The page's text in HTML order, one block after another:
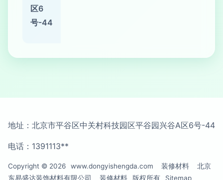
区6
号-44
地址：北京市平谷区中关村科技园区平谷园兴谷A区6号-44
电话：1391113**
Copyright © 2026 www.dongyishengda.com 装修材料
北京
东易盛达装饰材料有限公司
装修材料 版权所有 Sitemap